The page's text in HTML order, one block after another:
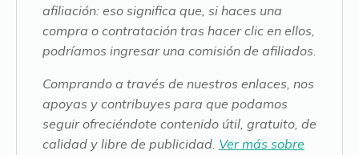
afiliación: eso significa que, si haces una
compra o contratación tras hacer clic en ellos,
podríamos ingresar una comisión de afiliados.
Comprando a través de nuestros enlaces, nos
apoyas y contribuyes para que podamos
seguir ofreciéndote contenido útil, gratuito, de
calidad y libre de publicidad. Ver más sobre